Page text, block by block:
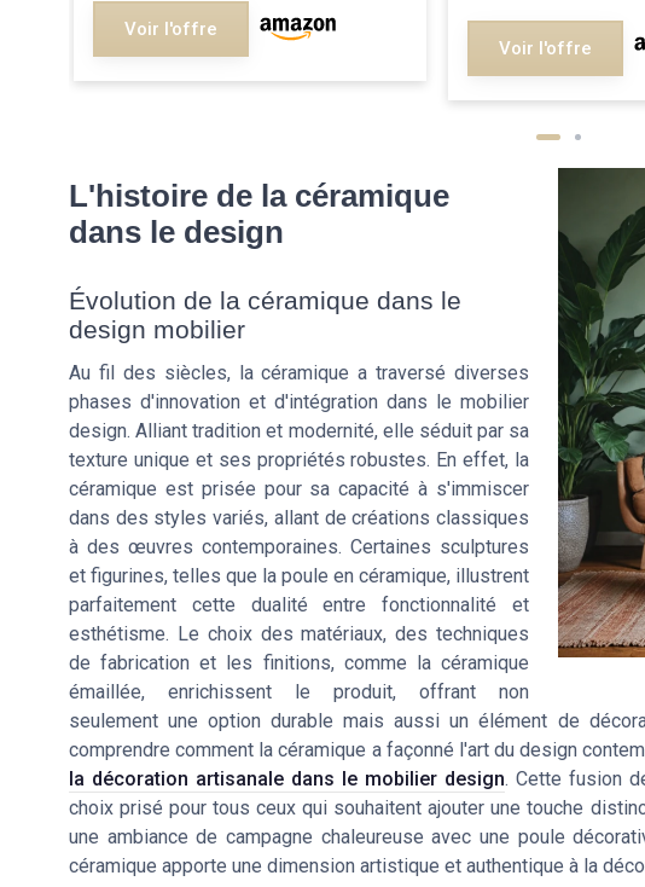
Voir l'offre
Voir l'offre
L'histoire de la céramique
dans le design
Évolution de la céramique dans le
design mobilier
Au fil des siècles, la céramique a traversé diverses
phases d'innovation et d'intégration dans le mobilier
design. Alliant tradition et modernité, elle séduit par sa
texture unique et ses propriétés robustes. En effet, la
céramique est prisée pour sa capacité à s'immiscer
dans des styles variés, allant de créations classiques
à des œuvres contemporaines. Certaines sculptures
et figurines, telles que la poule en céramique, illustrent
parfaitement cette dualité entre fonctionnalité et
esthétisme. Le choix des matériaux, des techniques
de fabrication et les finitions, comme la céramique
émaillée, enrichissent le produit, offrant non
seulement une option durable mais aussi un élément de
comprendre comment la céramique a façonné l'art du design
la décoration artisanale dans le mobilier design. Cette fusion
choix prisé pour tous ceux qui souhaitent ajouter une touche
une ambiance de campagne chaleureuse avec une poule
céramique apporte une dimension artistique et authentique à la